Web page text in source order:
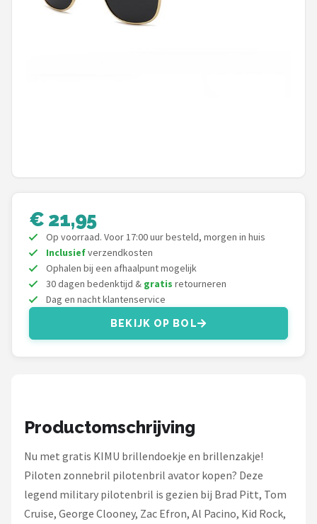
Fako Fashion®
Alle merken →
€ 21,95
Op voorraad. Voor 17:00 uur besteld, morgen in huis
Inclusiefverzendkosten
Ophalen bij een afhaalpunt mogelijk
30 dagen bedenktijd & gratis retourneren
Dag en nacht klantenservice
BEKIJK OP BOL
Productomschrijving
Nu met gratis KIMU brillendoekje en brillenzakje!
Piloten zonnebril pilotenbril avator kopen? Deze
legend military pilotenbril is gezien bij Brad Pitt, Tom
Cruise, George Clooney, Zac Efron, Al Pacino, Kid Rock,